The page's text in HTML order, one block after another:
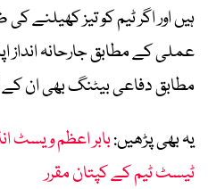
ہیں اور اگر ٹیم کو تیز
عملی کے مطابق جارحانہ انداز
مطابق دفاعی بیٹنگ بھی ان
یہ بھی پڑھیں:بابر اعظم ویسٹ
ٹیسٹ ٹیم کے کپتان مقرر